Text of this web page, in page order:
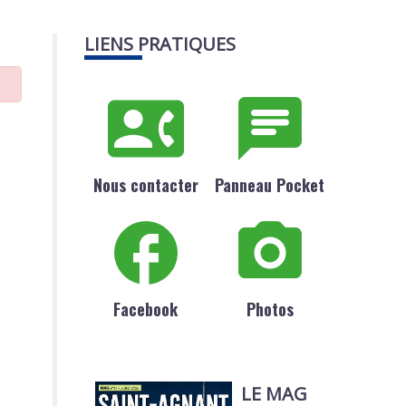
LIENS PRATIQUES
Nous contacter Panneau Pocket
Facebook Photos
LE MAG